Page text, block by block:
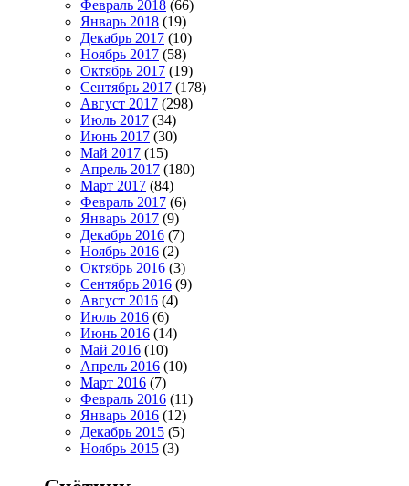
Февраль 2018 (66)
Январь 2018 (19)
Декабрь 2017 (10)
Ноябрь 2017 (58)
Октябрь 2017 (19)
Сентябрь 2017 (178)
Август 2017 (298)
Июль 2017 (34)
Июнь 2017 (30)
Май 2017 (15)
Апрель 2017 (180)
Март 2017 (84)
Февраль 2017 (6)
Январь 2017 (9)
Декабрь 2016 (7)
Ноябрь 2016 (2)
Октябрь 2016 (3)
Сентябрь 2016 (9)
Август 2016 (4)
Июль 2016 (6)
Июнь 2016 (14)
Май 2016 (10)
Апрель 2016 (10)
Март 2016 (7)
Февраль 2016 (11)
Январь 2016 (12)
Декабрь 2015 (5)
Ноябрь 2015 (3)